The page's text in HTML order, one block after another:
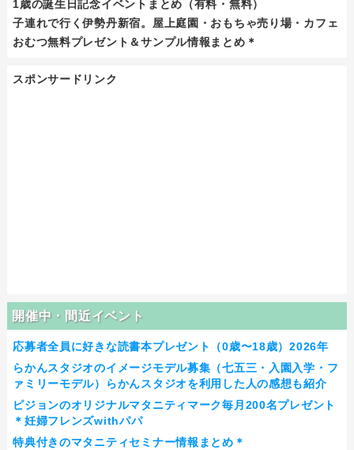
1歳の誕生日記念イベントまとめ（有料・無料）
子連れで行く伊勢丹新宿。屋上庭園・おもちゃ売り場・カフェ
おむつ無料プレゼント＆サンプル情報まとめ＊
スポンサードリンク
開催中・間近イベント
応募者全員に好きな読書本プレゼント（0歳〜18歳）2026年
らかんスタジオのイメージモデル募集（七五三・入園入学・フ
ァミリーモデル）らかんスタジオを利用した人の感想も紹介
ピジョンのオリジナルマタニティマーク毎月200名プレゼント
＊妊婦フレンズwithパパ
特典付きのマタニティセミナー情報まとめ＊